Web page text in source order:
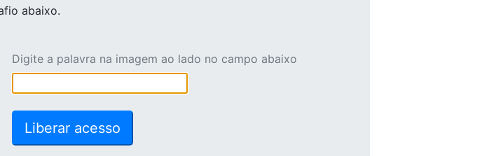
abaixo.
Digite a palavra na imagem ao lado no campo abaixo